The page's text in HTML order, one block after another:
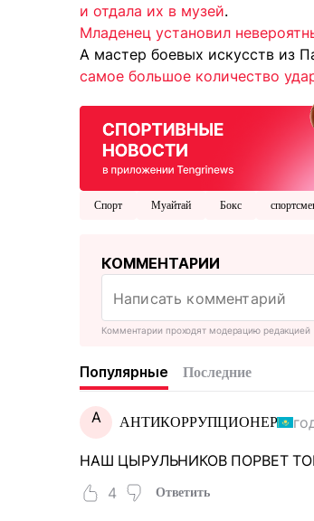
и отдала их в музей.
Младенец установил
А мастер боевых искусств из
самое большое количество
Спорт Муайтай Бокс
КОММЕНТАРИИ
Комментарии проходят модерацию редакцией
Популярные Последние
А АНТИКОРРУПЦИОНЕР
НАШ ЦЫРУЛЬНИКОВ ПОРВЕТ
4
Ответить